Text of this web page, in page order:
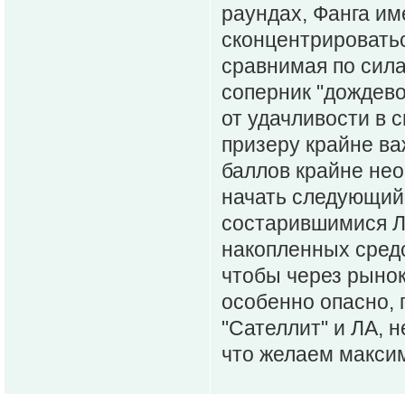
раундах, Фанга
сравнимая по
соперник
от удачливости в
призеру крайне
баллов крайне
начать
состарившимися
накопленных
чтобы через
особенно опасно,
"Сателлит" и ЛА,
что желаем